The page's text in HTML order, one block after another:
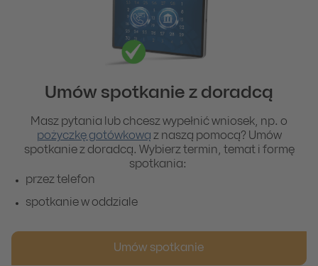
Umów spotkanie z doradcą
Masz pytania lub chcesz wypełnić wniosek, np. o
pożyczkę gotówkową z naszą pomocą? Umów
spotkanie z doradcą. Wybierz termin, temat i formę
spotkania:
przez telefon
spotkanie w oddziale
Umów spotkanie